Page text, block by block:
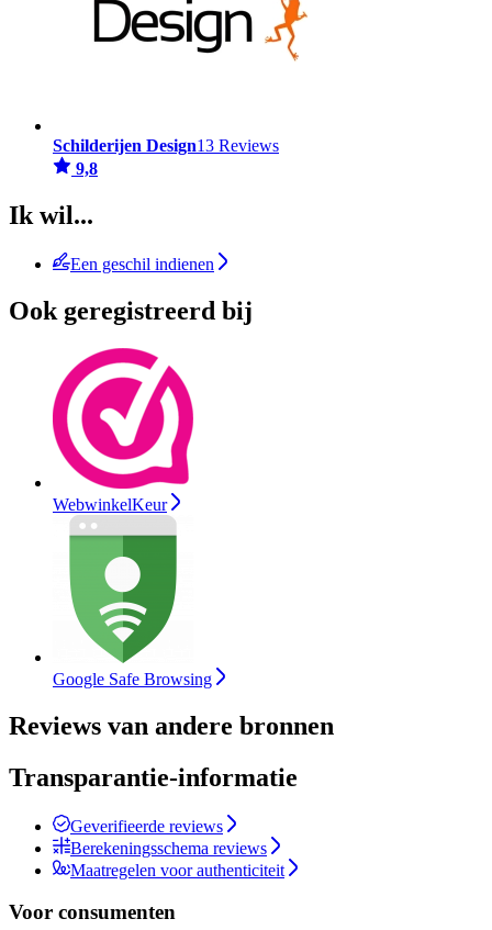
Schilderijen Design13 Reviews
9,8
Ik wil...
Een geschil indienen
Ook geregistreerd bij
WebwinkelKeur
Google Safe Browsing
Reviews van andere bronnen
Transparantie-informatie
Geverifieerde reviews
Berekeningsschema reviews
Maatregelen voor authenticiteit
Voor consumenten